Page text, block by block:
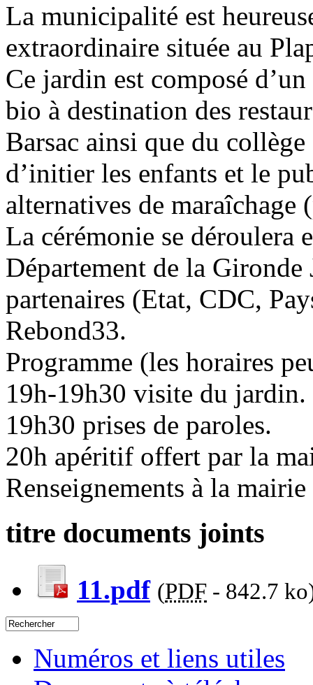
La municipalité est
extraordinaire située au
Ce jardin est composé
bio à destination des
Barsac ainsi que du
d’initier les enfants et le
alternatives de maraîchage
La cérémonie se déroulera
Département de la
partenaires (Etat, CDC,
Rebond33.
Programme (les horaires
19h-19h30 visite du jardin.
19h30 prises de paroles.
20h apéritif offert par la
Renseignements à la
titre documents joints
11.pdf (PDF - 842.7 ko
Numéros et liens utiles